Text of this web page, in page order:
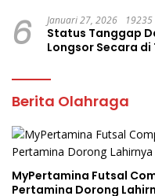
6 Januari 27, 2026
Status Tanggap
Longsor Secara di
Berita Olahraga
MyPertamina Futsal
Pertamina Dorong